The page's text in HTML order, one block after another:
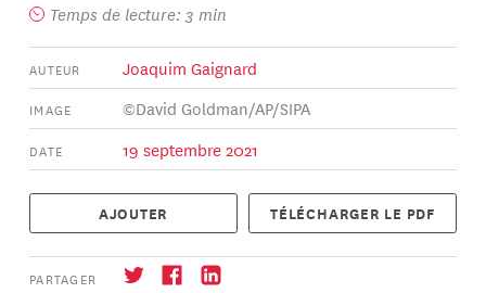
Temps de lecture: 3 min
AUTEUR Joaquim Gaignard
IMAGE ©David Goldman/AP/SIPA
DATE 19 septembre 2021
AJOUTER TÉLÉCHARGER LE PDF
PARTAGER